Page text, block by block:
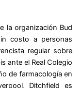
la organización Bud
costo a personas
regular sobre
ante el Real Colegio
de farmacología en
Ditchfield es